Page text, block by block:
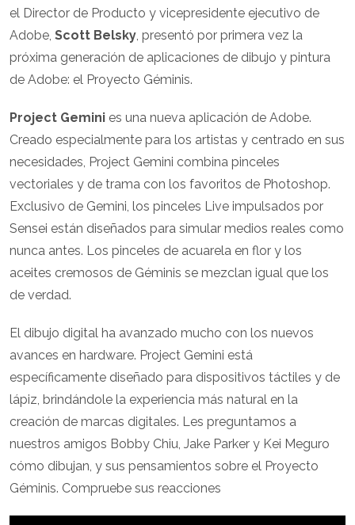
el Director de Producto y vicepresidente ejecutivo de
Adobe, Scott Belsky, presentó por primera vez la
próxima generación de aplicaciones de dibujo y pintura
de Adobe: el Proyecto Géminis.
Project Gemini es una nueva aplicación de Adobe.
Creado especialmente para los artistas y centrado en sus
necesidades, Project Gemini combina pinceles
vectoriales y de trama con los favoritos de Photoshop.
Exclusivo de Gemini, los pinceles Live impulsados por
Sensei están diseñados para simular medios reales como
nunca antes. Los pinceles de acuarela en flor y los
aceites cremosos de Géminis se mezclan igual que los
de verdad.
El dibujo digital ha avanzado mucho con los nuevos
avances en hardware. Project Gemini está
específicamente diseñado para dispositivos táctiles y de
lápiz, brindándole la experiencia más natural en la
creación de marcas digitales. Les preguntamos a
nuestros amigos Bobby Chiu, Jake Parker y Kei Meguro
cómo dibujan, y sus pensamientos sobre el Proyecto
Géminis. Compruebe sus reacciones